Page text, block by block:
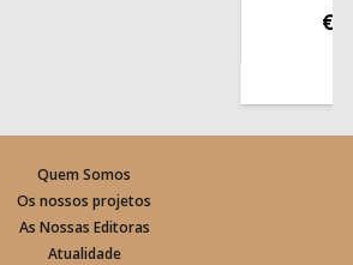
13,50
Quem Somos
Os nossos projetos
As Nossas Editoras
Atualidade